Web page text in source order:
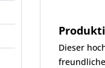
Dieser